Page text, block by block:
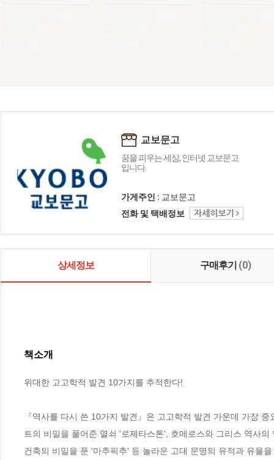
교보문고
꿈을 피우는 세상, 인터넷 교보문고
입니다.
가게주인 : 교보문고
전화 및 택배정보
상세정보 구매후기 (0)
책소개
위대한 고고학적 발견 10가지를 추적한다!
『역사를 다시 쓴 10가지 발견』은 고고학적 발견 가운데 가장
트의 비밀을 풀어준 열쇠 '로제타스톤', 호메로스와 그리스 역사
건축의 비밀을 푼 '마추픽추' 등 놀라운 고대 문명의 유적과 유물